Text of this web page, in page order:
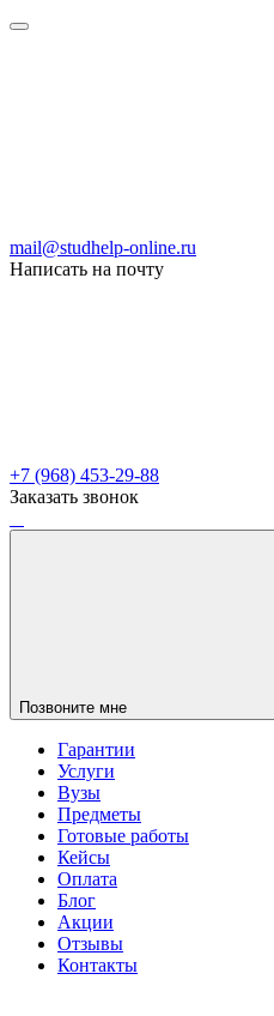
mail@studhelp-online.ru
Написать на почту
+7 (968) 453-29-88
Заказать звонок
Позвоните мне
Гарантии
Услуги
Вузы
Предметы
Готовые работы
Кейсы
Оплата
Блог
Акции
Отзывы
Контакты